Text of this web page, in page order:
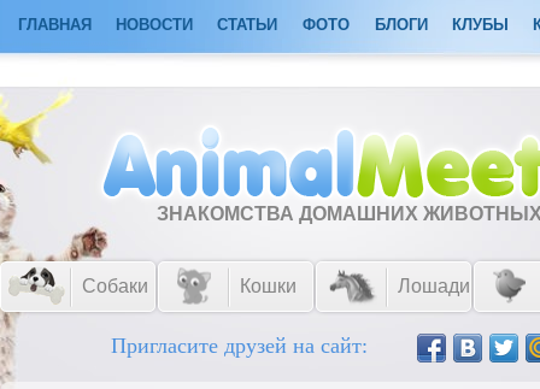
ГЛАВНАЯ НОВОСТИ СТАТЬИ ФОТО БЛОГИ КЛУБЫ
ЗНАКОМСТВА ДОМАШНИХ
Собаки Кошки Лошади
Пригласите друзей на сайт: